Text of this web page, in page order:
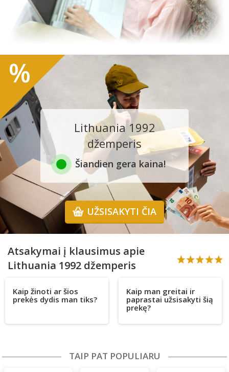
Lithuania 1992
džemperis
Šiandien gera kaina!
UŽSISAKYTI ČIA
%
Atsakymai į klausimus apie
Lithuania 1992 džemperis
Kaip žinoti ar šios
prekės dydis man tiks?
Kaip man greitai ir
paprastai užsisakyti šią
prekę?
TAIP PAT POPULIARU